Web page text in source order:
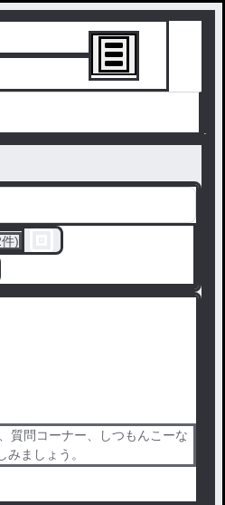
)
質問コーナー、しつもんこーな
ましょう。